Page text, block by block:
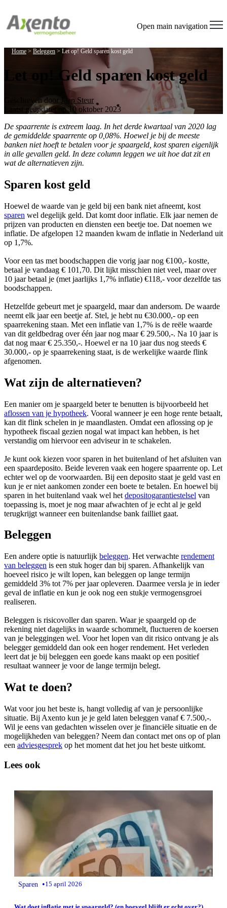
Open main navigation
Home > Beleggen > Let op! Geld sparen kost geld
Let op! Geld sparen kost geld
Geschreven door
Jaap Steur
Laatst geüpdatet op 10 oktober 2023
De spaarrente is extreem laag. In het derde kwartaal van 2020 lag
de gemiddelde spaarrente op 0,08%. Hoewel je bij de meeste
banken niet hoeft te betalen voor je spaargeld, kost sparen eigenlijk
in alle gevallen geld. In deze column leggen we uit hoe dat zit en
wat de alternatieven zijn.
Sparen kost geld
Hoewel de waarde van je geld bij een bank niet afneemt, kost
sparen wel degelijk geld. Dat komt door inflatie. Elk jaar nemen de
prijzen van producten en diensten een beetje toe. Dat noemen we
inflatie. De afgelopen 12 maanden kwam de inflatie in Nederland uit
op 1,7%.
Voor een tas met boodschappen die vorig jaar nog €100,- kostte,
betaal je vandaag € 101,70. Dit lijkt misschien niet veel, maar over
10 jaar betaal je (met jaarlijks 1,7% inflatie) €118,- voor dezelfde tas
boodschappen.
Hetzelfde gebeurt met je spaargeld, maar dan andersom. De waarde
neemt elk jaar een beetje af. Stel, je hebt nu €30.000,- op een
spaarrekening staan. Met een inflatie van 1,7% is de reële waarde
van dit geldbedrag over één jaar nog maar € 29.500,-. Na 10 jaar is
dat nog maar € 25.350,-. Hoewel er na 10 jaar dus nog steeds €
30.000,- op je spaarrekening staat, is de werkelijke waarde flink
afgenomen.
Wat zijn de alternatieven?
Een manier om je spaargeld beter te benutten is bijvoorbeeld het
aflossen van je hypotheek. Vooral wanneer je een hoge rente betaalt,
kan dit flink schelen in je maandlasten. Omdat een aflossing op je
hypotheek fiscaal gezien nogal wat impact kan hebben, is het
verstandig om hiervoor een adviseur in te schakelen.
Je kunt ook kiezen voor sparen in het buitenland of het afsluiten van
een spaardeposito. Beide leveren vaak een hogere spaarrente op. Let
echter wel op de voorwaarden. Bij een deposito staat je geld vast en
kun je er niet aankomen zonder een boete te betalen. En hoewel bij
sparen in het buitenland vaak wel het depositogarantiestelsel van
toepassing is, moet je nog maar afwachten of je echt al je geld
terugkrijgt wanneer een buitenlandse bank failliet gaat.
Beleggen
Een andere optie is natuurlijk beleggen. Het verwachte rendement
van beleggen is een stuk hoger dan bij sparen. Afhankelijk van
hoeveel risico je wilt lopen, kan beleggen op lange termijn
gemiddeld 3% tot 7% per jaar opleveren. Daarmee versla je in ieder
geval de inflatie en kun je ook nog een stukje vermogensgroei
realiseren.
Beleggen is risicovoller dan sparen. Waar je spaargeld op de
rekening niet dagelijks in waarde schommelt, fluctueren de koersen
van je beleggingen wel. Voor het lopen van dit risico ontvang je als
belegger gemiddeld dan ook een hoger rendement. Het verleden
leert dat je bij beleggen een goede kans maakt op een positief
resultaat wanneer je voor de lange termijn belegt.
Wat te doen?
Wat voor jou het beste is, hangt volledig af van je persoonlijke
situatie. Bij Axento kun je je geld laten beleggen vanaf € 7.500,-.
Wil je eens van gedachten wisselen over je financiële situatie en de
mogelijkheden van beleggen? Neem dan contact met ons op of plan
een adviesgesprek op het moment dat het jou het beste uitkomt.
Lees ook
Sparen •15 april 2026